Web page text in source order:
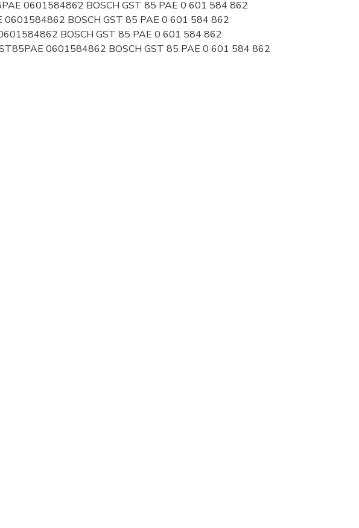
0601584862 BOSCH GST 85 PAE 0 601 584 862
0601584862 BOSCH GST 85 PAE 0 601 584 862
BOSCH GST 85 PAE 0 601 584 862
0601584862 BOSCH GST 85 PAE 0 601 584 862